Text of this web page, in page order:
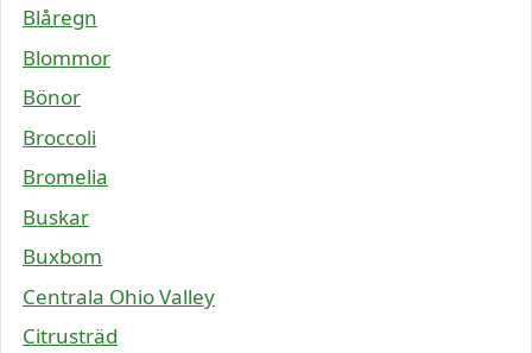
Blåregn
Blommor
Bönor
Broccoli
Bromelia
Buskar
Buxbom
Centrala Ohio Valley
Citrusträd